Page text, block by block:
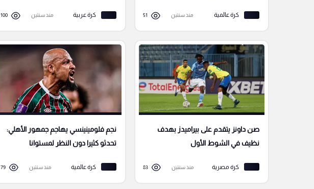
كرة عالمية منذ سنتين 51 كرة عربية منذ سنتين 100
كرة مصرية
صن داونز يتقدم على بيراميدز بهدف
نظيف في الشوط الأول
منذ سنتين 83 كرة عالمية
نجم فلومينينسي يهاجم جمهور الأهلي:
تحدثو كثيرا دون النظر لمستوانا
منذ سنتين 79